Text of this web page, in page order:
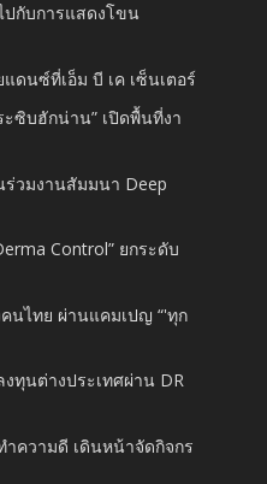
ปกับการแสดงโขน
ดนซ์ที่เอ็ม บี เค เซ็นเตอร์
ซิบฮักน่าน” เปิดพื้นที่งา
วมงานสัมมนา Deep
Control” ยกระดับ
นไทย ผ่านแคมเปญ “'ทุก
งทุนต่างประเทศผ่าน DR
ความดี เดินหน้าจัดกิจกร